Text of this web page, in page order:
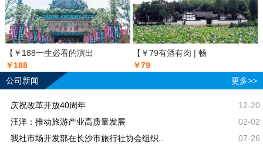
【￥188一生必看的演出
￥188
【￥79有酒有肉 | 畅
￥79
公司新闻
更多>>
庆祝改革开放40周年
12-20
汪洋：推动旅游产业高质量发展
02-02
我社市场开发部在长沙市旅行社协会组织..
07-26